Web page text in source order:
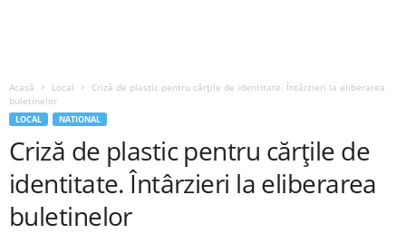
Acasă Local
Criză de plastic pentru cărțile de identitate. Întârzieri la eliberarea
buletinelor
LOCAL NATIONAL
Criză de plastic pentru cărțile de
identitate. Întârzieri la eliberarea
buletinelor